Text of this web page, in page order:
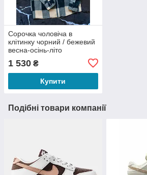
Сорочка чоловіча в
клітинку чорний / бежевий
весна-осінь-літо
1 530 ₴
Купити
Подібні товари компанії